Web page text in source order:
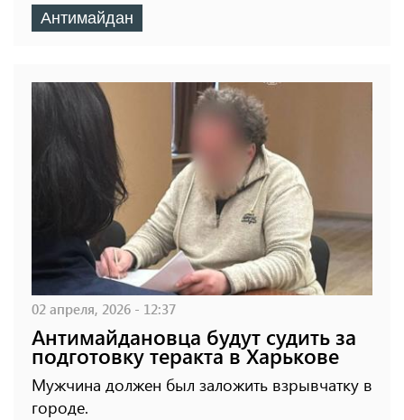
Антимайдан
02 апреля, 2026 - 12:37
Антимайдановца будут судить за
подготовку теракта в Харькове
Мужчина должен был заложить взрывчатку в
городе.